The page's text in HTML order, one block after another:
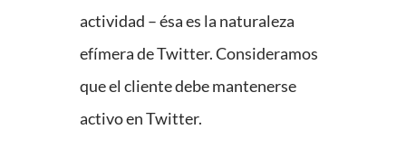
actividad – ésa es la naturaleza
efímera de Twitter. Consideramos
que el cliente debe mantenerse
activo en Twitter.